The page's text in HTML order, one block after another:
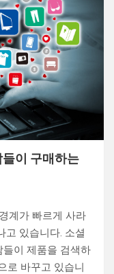
이 구매하는
계가 빠르게 사라
고 있습니다. 소셜
이 제품을 검색하
로 바꾸고 있습니